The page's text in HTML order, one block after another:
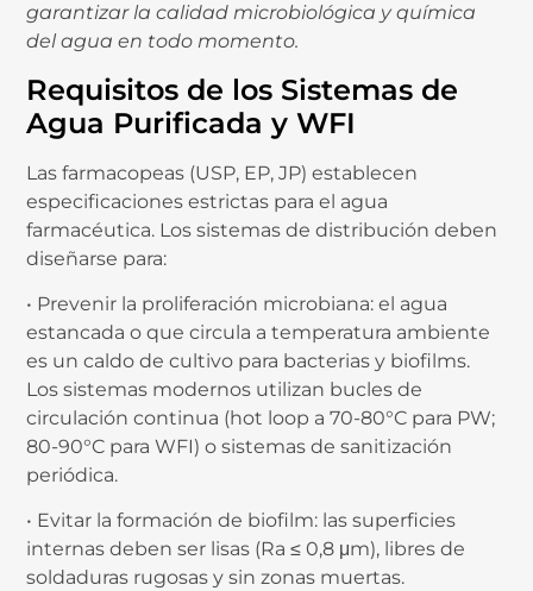
garantizar la calidad microbiológica y química
del agua en todo momento.
Requisitos de los Sistemas de
Agua Purificada y WFI
Las farmacopeas (USP, EP, JP) establecen
especificaciones estrictas para el agua
farmacéutica. Los sistemas de distribución deben
diseñarse para:
• Prevenir la proliferación microbiana: el agua
estancada o que circula a temperatura ambiente
es un caldo de cultivo para bacterias y biofilms.
Los sistemas modernos utilizan bucles de
circulación continua (hot loop a 70-80°C para PW;
80-90°C para WFI) o sistemas de sanitización
periódica.
• Evitar la formación de biofilm: las superficies
internas deben ser lisas (Ra ≤ 0,8 μm), libres de
soldaduras rugosas y sin zonas muertas.